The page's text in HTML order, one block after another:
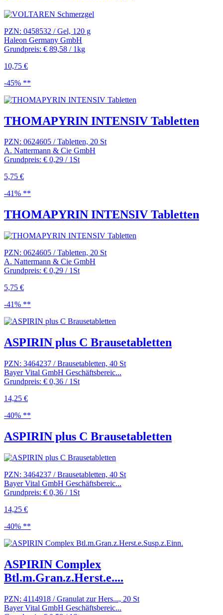
PZN: 0458532 / Gel, 120 g
Haleon Germany GmbH
Grundpreis: € 89,58 / 1kg
10,75 €
-45% **
THOMAPYRIN INTENSIV Tabletten
PZN: 0624605 / Tabletten, 20 St
A. Nattermann & Cie GmbH
Grundpreis: € 0,29 / 1St
5,75 €
-41% **
THOMAPYRIN INTENSIV Tabletten
PZN: 0624605 / Tabletten, 20 St
A. Nattermann & Cie GmbH
Grundpreis: € 0,29 / 1St
5,75 €
-41% **
ASPIRIN plus C Brausetabletten
PZN: 3464237 / Brausetabletten, 40 St
Bayer Vital GmbH Geschäftsbereic...
Grundpreis: € 0,36 / 1St
14,25 €
-40% **
ASPIRIN plus C Brausetabletten
PZN: 3464237 / Brausetabletten, 40 St
Bayer Vital GmbH Geschäftsbereic...
Grundpreis: € 0,36 / 1St
14,25 €
-40% **
ASPIRIN Complex
Btl.m.Gran.z.Herst.e....
PZN: 4114918 / Granulat zur Hers..., 20 St
Bayer Vital GmbH Geschäftsbereic...